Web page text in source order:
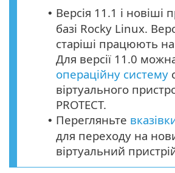
• Версія 11.1 і
базі Rocky Linux.
старіші працюють на
Для версії 11.0
операційну систему
віртуального
PROTECT.
• Перегляньте
для переходу на
віртуальний